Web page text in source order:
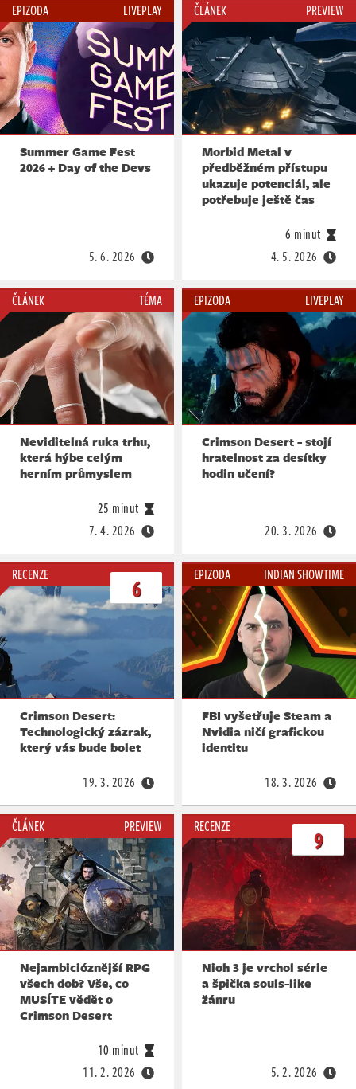
EPIZODA LIVEPLAY
Summer Game Fest
2026 + Day of the Devs
5. 6. 2026
ČLÁNEK PREVIEW
Morbid Metal v
předběžném přístupu
ukazuje potenciál, ale
potřebuje ještě čas
6 minut
4. 5. 2026
ČLÁNEK TÉMA
Neviditelná ruka trhu,
která hýbe celým
herním průmyslem
25 minut
7. 4. 2026
EPIZODA LIVEPLAY
Crimson Desert - stojí
hratelnost za desítky
hodin učení?
20. 3. 2026
RECENZE 6
Crimson Desert:
Technologický zázrak,
který vás bude bolet
19. 3. 2026
EPIZODA INDIAN SHOWTIME
FBI vyšetřuje Steam a
Nvidia ničí grafickou
identitu
18. 3. 2026
ČLÁNEK PREVIEW
Nejambicióznější RPG
všech dob? Vše, co
MUSÍTE vědět o
Crimson Desert
10 minut
11. 2. 2026
RECENZE 9
Nioh 3 je vrchol série
a špička souls-like
žánru
5. 2. 2026